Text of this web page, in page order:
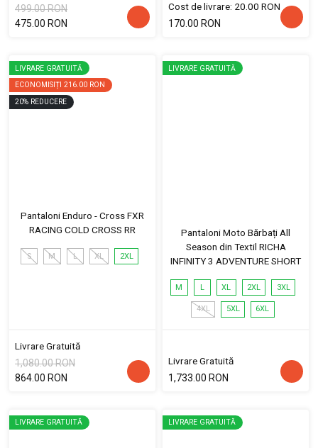
499.00 RON
475.00 RON
Cost de livrare: 20.00 RON
170.00 RON
LIVRARE GRATUITĂ
ECONOMISIȚI 216.00 RON
20% REDUCERE
Pantaloni Enduro - Cross FXR
RACING COLD CROSS RR
S M L XL 2XL
Livrare Gratuită
1,080.00 RON
864.00 RON
LIVRARE GRATUITĂ
Pantaloni Moto Bărbați All
Season din Textil RICHA
INFINITY 3 ADVENTURE SHORT
M L XL 2XL 3XL
4XL 5XL 6XL
Livrare Gratuită
1,733.00 RON
LIVRARE GRATUITĂ LIVRARE GRATUITĂ